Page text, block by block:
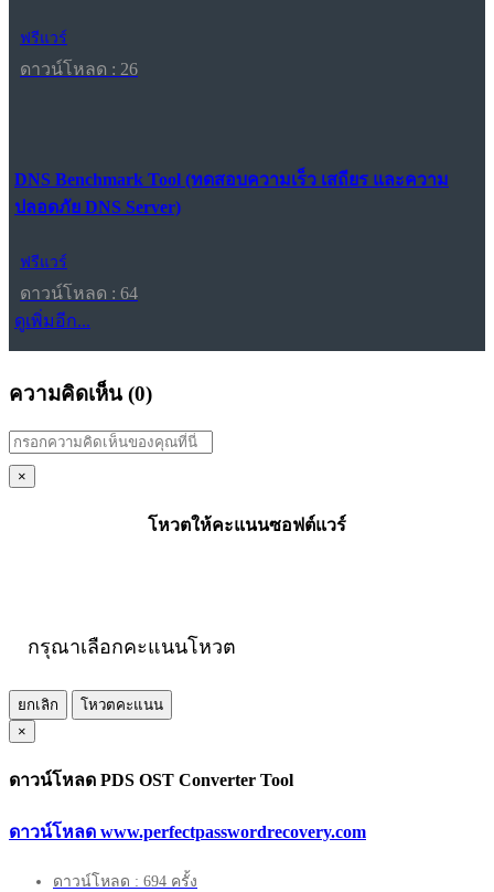
ฟรีแวร์
ดาวน์โหลด : 26
DNS Benchmark Tool (ทดสอบความเร็ว เสถียร และความ
ปลอดภัย DNS Server)
ฟรีแวร์
ดาวน์โหลด : 64
ดูเพิ่มอีก...
ความคิดเห็น (0)
×
โหวตให้คะแนนซอฟต์แวร์
กรุณาเลือกคะแนนโหวต
ยกเลิก
โหวตคะแนน
×
ดาวน์โหลด PDS OST Converter Tool
ดาวน์โหลด www.perfectpasswordrecovery.com
ดาวน์โหลด : 694 ครั้ง